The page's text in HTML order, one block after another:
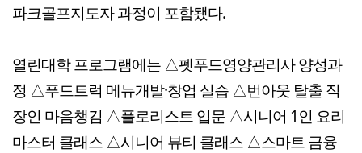
파크골프지도자 과정이 포함됐다.
열린대학 프로그램에는 △펫푸드영양관리사 양성과
정 △푸드트럭 메뉴개발·창업 실습 △번아웃 탈출 직
장인 마음챙김 △플로리스트 입문 △시니어 1인 요리
마스터 클래스 △시니어 뷰티 클래스 △스마트 금융